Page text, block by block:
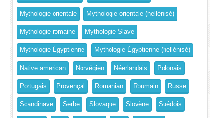
Mythologie orientale Mythologie orientale (hellénisé)
Mythologie romaine Mythologie Slave
Mythologie Égyptienne Mythologie Égyptienne (hellénisé)
Native american Norvégien Néerlandais Polonais
Portugais Provençal Romanian Roumain Russe
Scandinave Serbe Slovaque Slovène Suédois